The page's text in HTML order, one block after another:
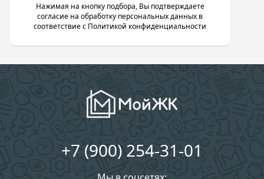
Нажимая на кнопку подбора, Вы подтверждаете
согласие на обработку персональных данных в
соответствие с Политикой конфиденциальности
+7 (900) 254-31-01